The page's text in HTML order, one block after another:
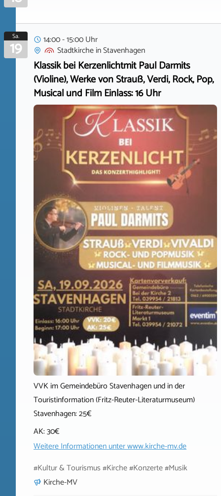
Sa.
19
14:00 - 15:00 Uhr
StadtkircheinStavenhagen
Klassik bei Kerzenlichtmit Paul Darmits
(Violine), Werke von Strauß, Verdi, Rock, Pop,
Musical und Film Einlass: 16 Uhr
VVK im Gemeindebüro Stavenhagen und in der
Touristinformation (Fritz-Reuter-Literaturmuseum)
Stavenhagen: 25€
AK: 30€
Weitere Informationen unterwww.kirche-mv.de
#Kultur & Tourismus #Kirche #Konzerte #Musik
Kirche-MV